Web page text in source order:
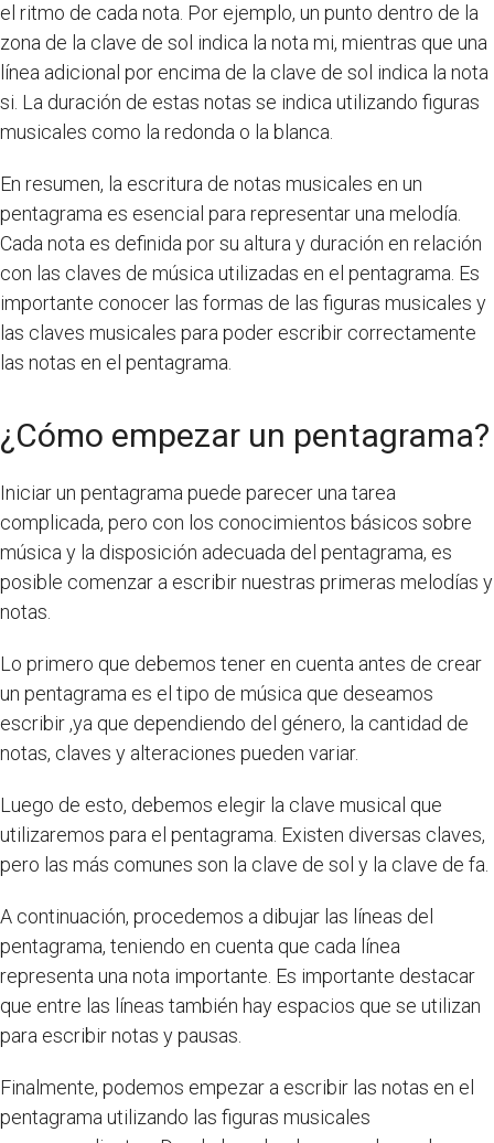
el ritmo de cada nota. Por ejemplo, un punto dentro de la
zona de la clave de sol indica la nota mi, mientras que una
línea adicional por encima de la clave de sol indica la nota
si. La duración de estas notas se indica utilizando figuras
musicales como la redonda o la blanca.
En resumen, la escritura de notas musicales en un
pentagrama es esencial para representar una melodía.
Cada nota es definida por su altura y duración en relación
con las claves de música utilizadas en el pentagrama. Es
importante conocer las formas de las figuras musicales y
las claves musicales para poder escribir correctamente
las notas en el pentagrama.
¿Cómo empezar un pentagrama?
Iniciar un pentagrama puede parecer una tarea
complicada, pero con los conocimientos básicos sobre
música y la disposición adecuada del pentagrama, es
posible comenzar a escribir nuestras primeras melodías y
notas.
Lo primero que debemos tener en cuenta antes de crear
un pentagrama es el tipo de música que deseamos
escribir ,ya que dependiendo del género, la cantidad de
notas, claves y alteraciones pueden variar.
Luego de esto, debemos elegir la clave musical que
utilizaremos para el pentagrama. Existen diversas claves,
pero las más comunes son la clave de sol y la clave de fa.
A continuación, procedemos a dibujar las líneas del
pentagrama, teniendo en cuenta que cada línea
representa una nota importante. Es importante destacar
que entre las líneas también hay espacios que se utilizan
para escribir notas y pausas.
Finalmente, podemos empezar a escribir las notas en el
pentagrama utilizando las figuras musicales